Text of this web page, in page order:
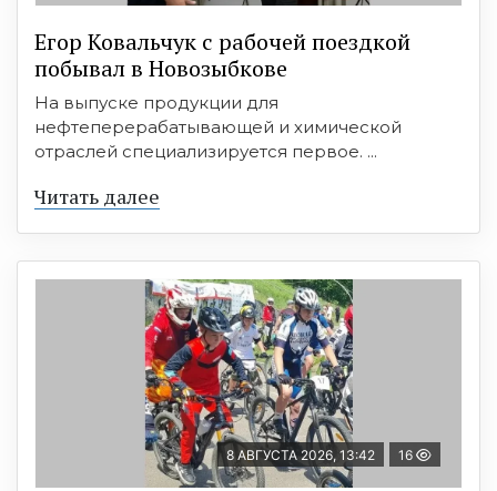
Егор Ковальчук с рабочей поездкой
побывал в Новозыбкове
На выпуске продукции для
нефтеперерабатывающей и химической
отраслей специализируется первое. ...
Читать далее
8 АВГУСТА 2026, 13:42 16